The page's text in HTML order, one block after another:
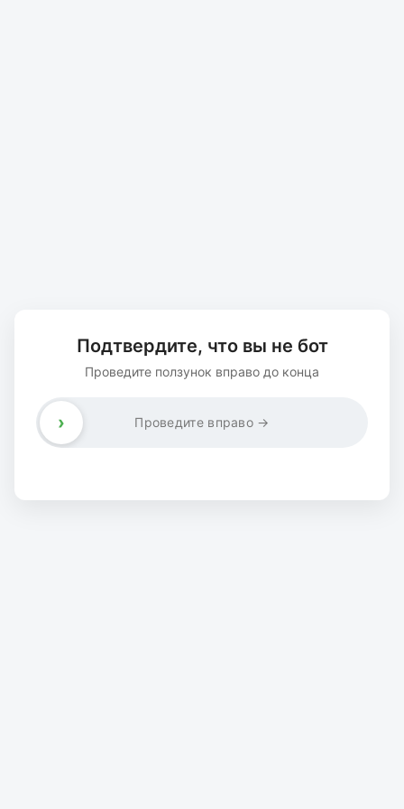
Подтвердите, что вы не бот
Проведите ползунок вправо до конца
Проведите вправо →
›